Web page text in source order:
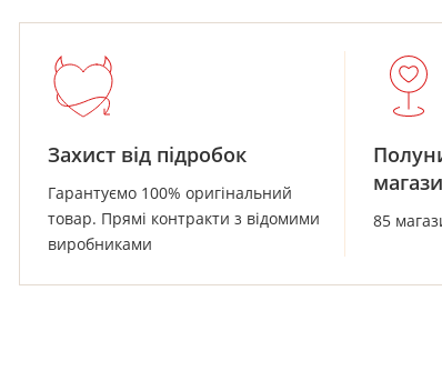
Захист від підробок
Гарантуємо 100% оригінальний
товар. Прямі контракти з відомими
виробниками
85